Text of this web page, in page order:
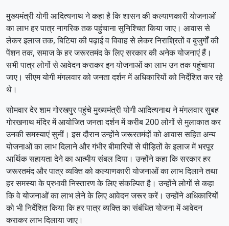
मुख्यमंत्री योगी आदित्यनाथ ने कहा है कि शासन की कल्याणकारी योजनाओं
का लाभ हर पात्र नागरिक तक पहुंचाना सुनिश्चित किया जाए। आवास से
लेकर इलाज तक, बिटिया की पढ़ाई व विवाह से लेकर निराश्रितों व बुजुर्गों की
पेंशन तक, समाज के हर जरूरतमंद के लिए सरकार की अनेक योजनाएं हैं।
सभी पात्र लोगों से आवेदन कराकर इन योजनाओं का लाभ उन तक पहुंचाया
जाए। सीएम योगी मंगलवार को जनता दर्शन में अधिकारियों को निर्देशित कर रहे
थे।
सोमवार देर शाम गोरखपुर पहुंचे मुख्यमंत्री योगी आदित्यनाथ ने मंगलवार सुबह
गोरखनाथ मंदिर में आयोजित जनता दर्शन में करीब 200 लोगों से मुलाकात कर
उनकी समस्याएं सुनीं। इस दौरान उन्होंने जरूरतमंदों को आवास सहित अन्य
योजनाओं का लाभ दिलाने और गंभीर बीमारियों से पीड़ितों के इलाज में भरपूर
आर्थिक सहायता देने का आत्मीय संबल दिया। उन्होंने कहा कि सरकार हर
जरूरतमंद और पात्र व्यक्ति को कल्याणकारी योजनाओं का लाभ दिलाने तथा
हर समस्या के प्रभावी निस्तारण के लिए संकल्पित है। उन्होंने लोगों से कहा
कि वे योजनाओं का लाभ लेने के लिए आवेदन जरूर करें। उन्होंने अधिकारियों
को भी निर्देशित किया कि हर पात्र व्यक्ति का संबंधित योजना में आवेदन
कराकर लाभ दिलाया जाए।